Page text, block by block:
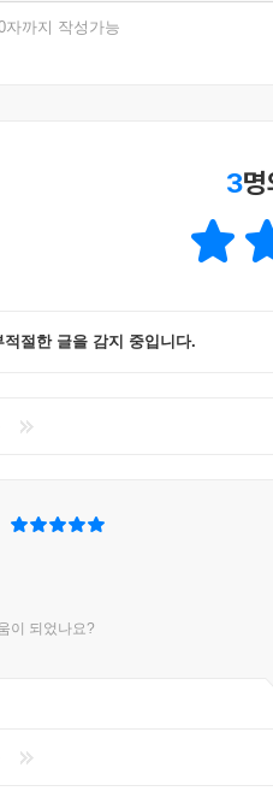
자까지 작성가능
3
적절한 글을 감지 중입니다.
이 되었나요?